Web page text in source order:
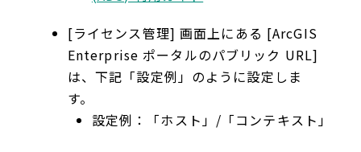
[ライセンス管理] 画面上にある [ArcGIS
Enterprise ポータルのパブリック URL]
は、下記「設定例」のように設定しま
す。
設定例：「ホスト」/「コンテキスト」